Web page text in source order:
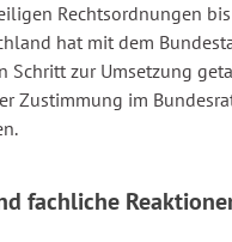
Rechtsordnungen
hat mit dem
Schritt zur Umsetzung
Zustimmung im
fachliche